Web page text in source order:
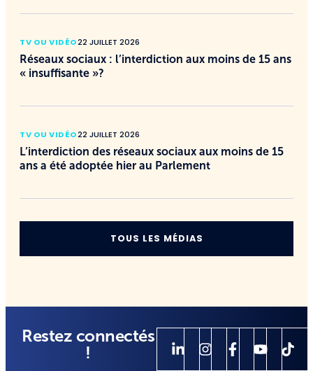
TV OU VIDÉO22 JUILLET 2026
Réseaux sociaux : l’interdiction aux moins de 15 ans
« insuffisante »?
TV OU VIDÉO22 JUILLET 2026
L’interdiction des réseaux sociaux aux moins de 15
ans a été adoptée hier au Parlement
TOUS LES MÉDIAS
Restez connectés
!